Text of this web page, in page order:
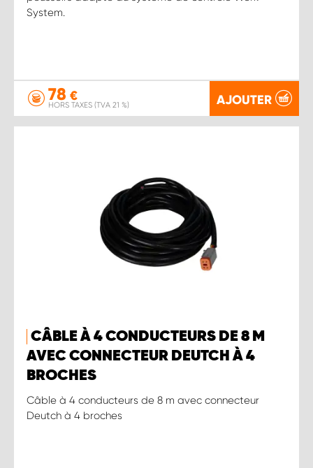
System.
78 €
HORS TAXES (TVA 21 %) AJOUTER
CÂBLE À 4 CONDUCTEURS DE 8 M
AVEC CONNECTEUR DEUTCH À 4
BROCHES
Câble à 4 conducteurs de 8 m avec connecteur
Deutch à 4 broches